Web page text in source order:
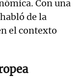
Con una
de la
el contexto